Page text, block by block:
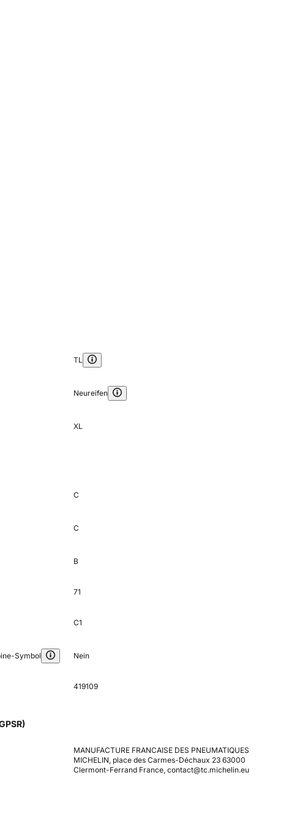
TL
Neureifen
XL
C
C
B
71
C1
Symbol Nein
419109
MANUFACTURE FRANCAISE DES PNEUMATIQUES
MICHELIN, place des Carmes-Déchaux 23 63000
Clermont-Ferrand France, contact@tc.michelin.eu